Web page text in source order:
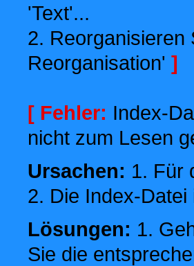
'Text'...
2. Reorganisieren
Reorganisation' ]
[ Fehler: Index-
nicht zum Lesen
Ursachen: 1. Für
2. Die Index-
Lösungen: 1.
Sie die